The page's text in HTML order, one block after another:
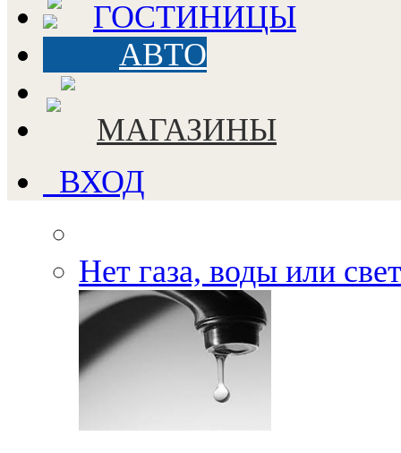
ГОСТИНИЦЫ
АВТО
МАГАЗИНЫ
ВХОД
Нет газа, воды или